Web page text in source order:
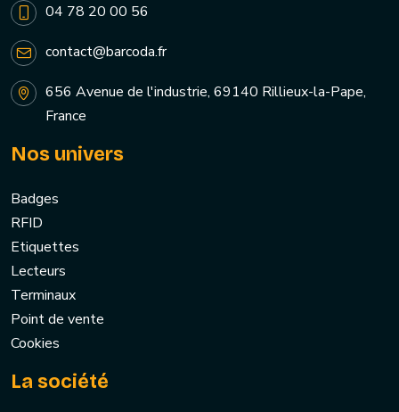
04 78 20 00 56
contact@barcoda.fr
656 Avenue de l'industrie, 69140 Rillieux-la-Pape,
France
Nos univers
Badges
RFID
Etiquettes
Lecteurs
Terminaux
Point de vente
Cookies
La société